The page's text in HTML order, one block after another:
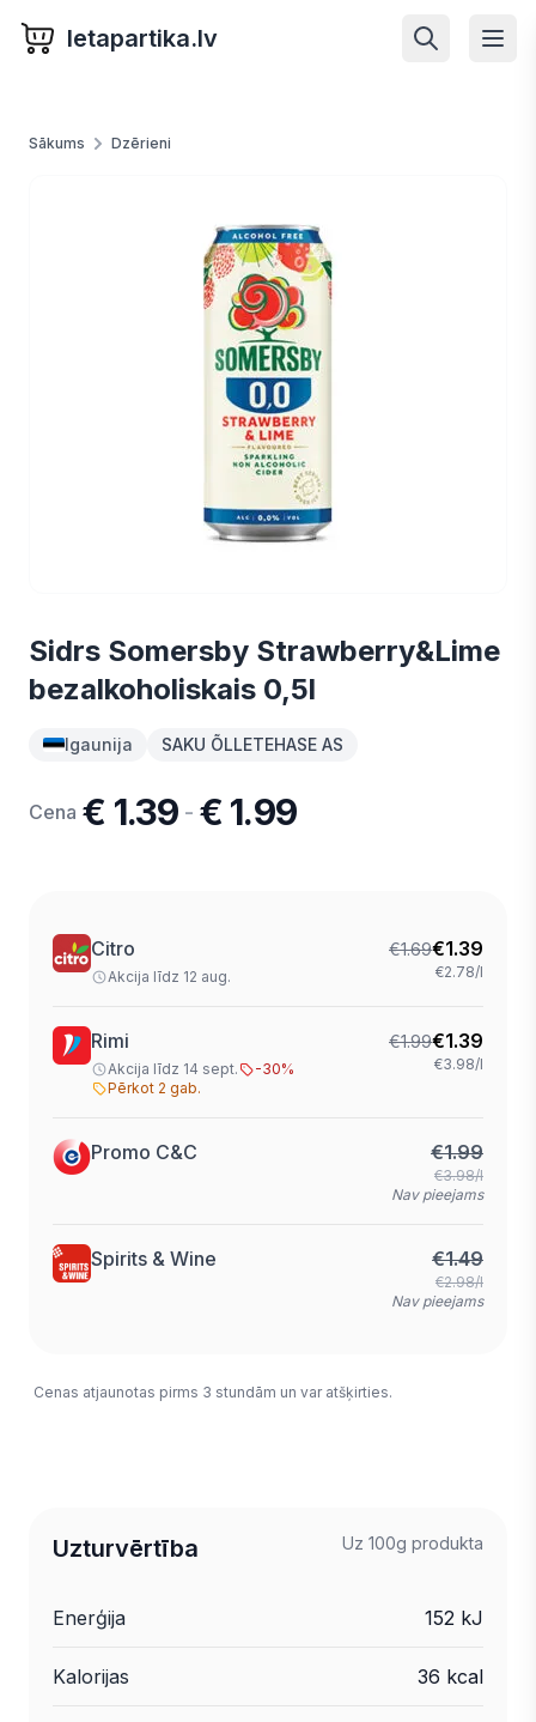
letapartika.lv
Sākums Dzērieni
Sidrs Somersby Strawberry&Lime
bezalkoholiskais 0,5l
Igaunija SAKU ÕLLETEHASE AS
Cena € 1.39 - € 1.99
Citro
Akcija līdz 12 aug.
€1.69€1.39
€2.78/l
Rimi
Akcija līdz 14 sept. -30%
Pērkot 2 gab.
€1.99€1.39
€3.98/l
Promo C&C €1.99
€3.98/l
Nav pieejams
Spirits & Wine €1.49
€2.98/l
Nav pieejams
Cenas atjaunotas pirms 3 stundām un var atšķirties.
Uzturvērtība Uz 100g produkta
Enerģija 152 kJ
Kalorijas 36 kcal